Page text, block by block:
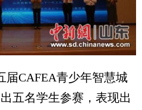
CAFEA青少年智慧城
五名学生参赛，表现出